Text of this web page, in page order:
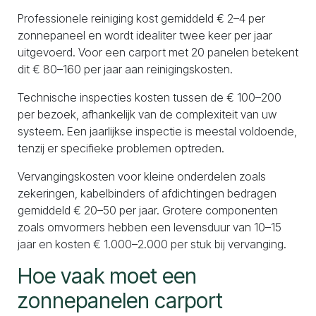
Professionele reiniging kost gemiddeld € 2–4 per
zonnepaneel en wordt idealiter twee keer per jaar
uitgevoerd. Voor een carport met 20 panelen betekent
dit € 80–160 per jaar aan reinigingskosten.
Technische inspecties kosten tussen de € 100–200
per bezoek, afhankelijk van de complexiteit van uw
systeem. Een jaarlijkse inspectie is meestal voldoende,
tenzij er specifieke problemen optreden.
Vervangingskosten voor kleine onderdelen zoals
zekeringen, kabelbinders of afdichtingen bedragen
gemiddeld € 20–50 per jaar. Grotere componenten
zoals omvormers hebben een levensduur van 10–15
jaar en kosten € 1.000–2.000 per stuk bij vervanging.
Hoe vaak moet een
zonnepanelen carport